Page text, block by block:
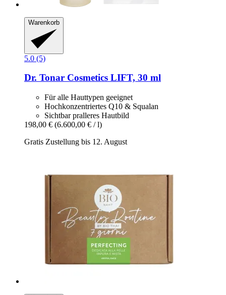
Warenkorb
5.0 (5)
Dr. Tonar Cosmetics LIFT, 30 ml
Für alle Hauttypen geeignet
Hochkonzentriertes Q10 & Squalan
Sichtbar pralleres Hautbild
198,00 € (6.600,00 € / l)
Gratis Zustellung bis 12. August